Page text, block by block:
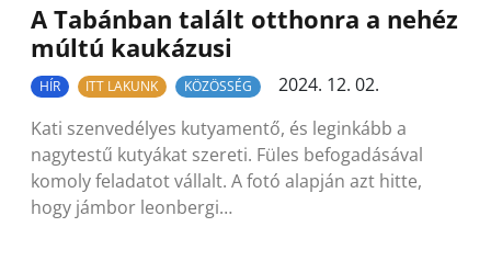
A Tabánban talált otthonra a nehéz
múltú kaukázusi
HÍR ITT LAKUNK KÖZÖSSÉG
2024. 12. 02.
Kati szenvedélyes kutyamentő, és leginkább a
nagytestű kutyákat szereti. Füles befogadásával
komoly feladatot vállalt. A fotó alapján azt hitte,
hogy jámbor leonbergi…